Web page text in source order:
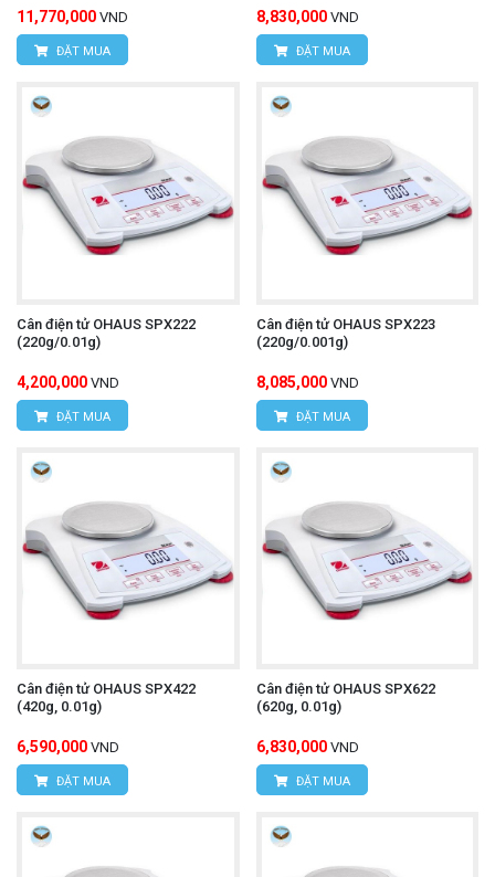
11,770,000 VND
ĐẶT MUA
8,830,000 VND
ĐẶT MUA
Cân điện tử OHAUS SPX222
(220g/0.01g)
4,200,000 VND
ĐẶT MUA
Cân điện tử OHAUS SPX223
(220g/0.001g)
8,085,000 VND
ĐẶT MUA
Cân điện tử OHAUS SPX422
(420g, 0.01g)
6,590,000 VND
ĐẶT MUA
Cân điện tử OHAUS SPX622
(620g, 0.01g)
6,830,000 VND
ĐẶT MUA